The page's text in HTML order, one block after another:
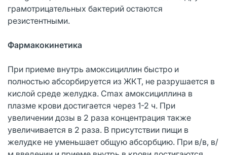
грамотрицательных бактерий остаются
резистентными.
Фармакокинетика
При приеме внутрь амоксициллин быстро и
полностью абсорбируется из ЖКТ, не разрушается в
кислой среде желудка. Cmax амоксициллина в
плазме крови достигается через 1-2 ч. При
увеличении дозы в 2 раза концентрация также
увеличивается в 2 раза. В присутствии пищи в
желудке не уменьшает общую абсорбцию. При в/в, в/